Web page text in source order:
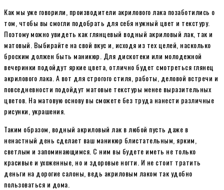
Как мы уже говорили, производители акрилового лака позаботились о
том, чтобы вы смогли подобрать для себя нужный цвет и текстуру.
Поэтому можно увидеть как глянцевый водный акриловый лак, так и
матовый. Выбирайте на свой вкус и, исходя из тех целей, насколько
броским должен быть маникюр. Для дискотеки или молодежной
вечеринки подойдут яркие цвета, отлично будет смотреться глянец
акрилового лака. А вот для строгого стиля, работы, деловой встречи и
повседневности подойдут матовые текстуры менее выразительных
цветов. На матовую основу вы сможете без труда нанести различные
рисунки, украшения.
Таким образом, водный акриловый лак в любой пусть даже в
ненастный день сделает ваш маникюр блистательным, ярким,
светлым и запоминающимся. С ним вы будете иметь не только
красивые и ухоженные, но и здоровые ногти. И не стоит тратить
деньги на дорогие салоны, ведь акриловым лаком так удобно
пользоваться и дома.